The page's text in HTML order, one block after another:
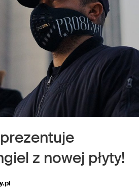
prezentuje
z nowej płyty!